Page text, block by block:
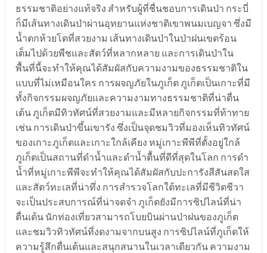
ธรรมชาติอย่างแท้จริง สำหรับผู้ที่ชื่นชอบการเดินป่า กระบี่
ก็มีเส้นทางเดินป่าผ่านอุทยานแห่งชาติเขาพนมเบญจา ซึ่งมี
น้ำตกห้วยโตที่สวยงาม เส้นทางเดินป่าในป่าฝนเขตร้อน
เต็มไปด้วยพืชและสัตว์ที่หลากหลาย และการเดินป่าใน
พื้นที่นี้จะทำให้คุณได้สัมผัสกับความงามของธรรมชาติใน
แบบที่ไม่เหมือนใคร การผจญภัยในภูเก็ต ภูเก็ตเป็นเกาะที่มี
ทั้งกิจกรรมผจญภัยและความงามทางธรรมชาติที่น่าตื่น
เต้น ภูเก็ตมีทิวทัศน์ที่สวยงามและมีหลายกิจกรรมที่ท้าทาย
เช่น การเดินป่าขึ้นเขารัง ซึ่งเป็นจุดชมวิวที่มองเห็นทิวทัศน์
ของเกาะภูเก็ตและเกาะใกล้เคียง หมู่เกาะพีพีที่ตั้งอยู่ใกล้
ภูเก็ตเป็นสถานที่ดำน้ำและดำน้ำตื้นที่ดีที่สุดในโลก การดำ
น้ำที่หมู่เกาะพีพีจะทำให้คุณได้สัมผัสกับปะการังสีสันสดใส
และสัตว์ทะเลที่น่าทึ่ง การสำรวจโลกใต้ทะเลที่มีชีวิตชีวา
จะเป็นประสบการณ์ที่น่าจดจำ ภูเก็ตยังมีการซิปไลน์ที่น่า
ตื่นเต้น นักท่องเที่ยวสามารถโบยบินผ่านป่าฝนของภูเก็ต
และชมวิวทิวทัศน์ที่งดงามจากบนสูง การซิปไลน์ที่ภูเก็ตให้
ความรู้สึกตื่นเต้นและสนุกสนานในเวลาเดียวกัน ความงาม